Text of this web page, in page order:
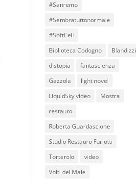
#Sanremo
#Sembratuttonormale
#SoftCell
Biblioteca Codogno
Blandizzi
distopia
fantascienza
Gazzola
light novel
LiquidSky video
Mostra
restauro
Roberta Guardascione
Studio Restauro Furlotti
Torterolo
video
Volti del Male